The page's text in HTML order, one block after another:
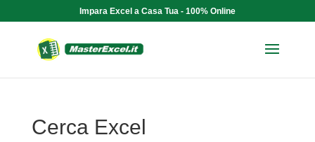
Impara Excel a Casa Tua - 100% Online
Cerca Excel